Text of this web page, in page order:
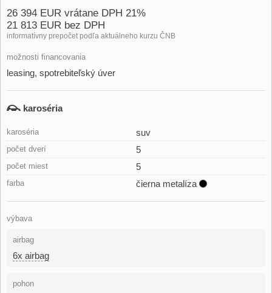
26 394 EUR vrátane DPH 21%
21 813 EUR bez DPH
informatívny prepočet podľa aktuálneho kurzu ČNB
možnosti financovania
leasing, spotrebiteľský úver
karoséria
karoséria suv
počet dverí 5
počet miest 5
farba čierna metalíza
výbava
airbag
6x airbag
pohon